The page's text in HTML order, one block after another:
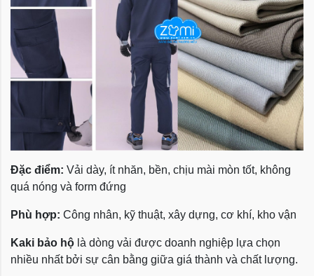
Đặc điểm: Vải dày, ít nhăn, bền, chịu mài mòn tốt, không
quá nóng và form đứng
Phù hợp: Công nhân, kỹ thuật, xây dựng, cơ khí, kho vận
Kaki bảo hộ là dòng vải được doanh nghiệp lựa chọn
nhiều nhất bởi sự cân bằng giữa giá thành và chất lượng.